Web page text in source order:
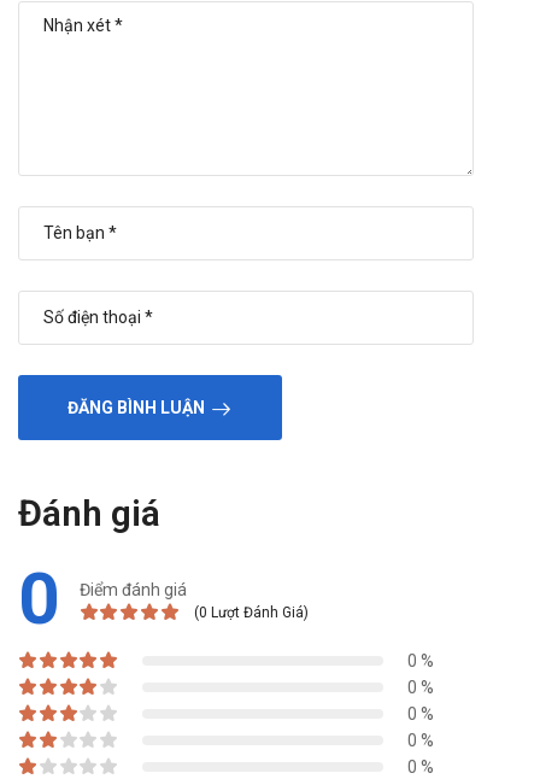
ĐĂNG BÌNH LUẬN
Đánh giá
0 Điểm đánh giá
(0 Lượt Đánh Giá)
0 %
0 %
0 %
0 %
0 %